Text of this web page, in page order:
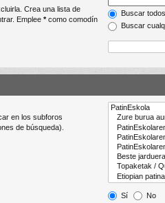
Crea una lista de
Emplee *como comodín
Buscar
Buscar
en los subforos
de búsqueda).
Sí No